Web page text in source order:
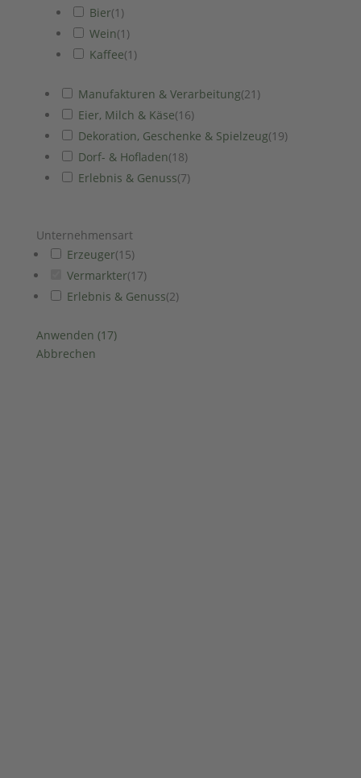
Bier(1 )
Wein(1 )
Kaffee(1 )
Manufakturen & Verarbeitung(21 )
Eier, Milch & Käse(16)
Dekoration, Geschenke & Spielzeug(19)
Dorf- & Hofladen(18)
Erlebnis & Genuss(7)
Unternehmensart
Erzeuger(15)
Vermarkter(17)
Erlebnis & Genuss(2)
Anwenden (17)
Abbrechen